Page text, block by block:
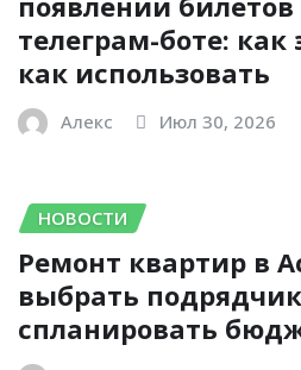
телеграм-боте: как
как использовать
Алекс Июл 30, 2026
НОВОСТИ
Ремонт квартир в
выбрать
спланировать